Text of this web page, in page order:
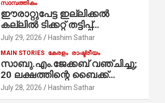
സാമ്പത്തികം
ഈരാറ്റുപേട്ട ഇല്ലിക്കൽ
കല്ലിൽ ടിക്കറ്റ് തട്ടിപ്പ്
ആരോപണം;
July 29, 2026 Hashim Sathar
MAIN STORIES കേരളം രാഷ്ട്രീയം
സാബു.എം.ജേക്കബ് വഞ്ചിച്ചു;
20 ലക്ഷത്തിന്റെ ബൈക്ക്
വിറ്റാണ് തൃക്കാക്കരയില്‍
മത്സരിച്ചത്! പ്രചാരണത്തിന്
July 28, 2026 Hashim Sathar